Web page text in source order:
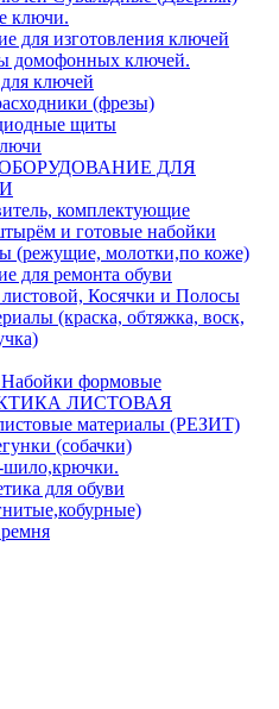
ключи.
для изготовления ключей
домофонных ключей.
ключей
(фрезы)
щиты
ДЛЯ
комплектующие
и готовые набойки
(режущие, молотки,по коже)
для ремонта обуви
Косячки и Полосы
(краска, обтяжка, воск,
формовые
ЛИСТОВАЯ
материалы (РЕЗИТ)
(собачки)
для обуви